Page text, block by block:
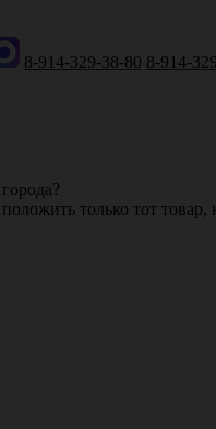
8-914-329-38-80 8-914-
только тот